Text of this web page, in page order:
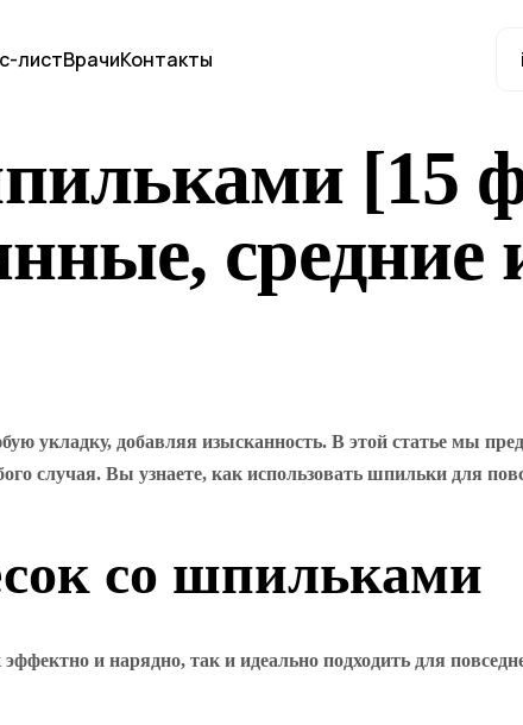
листВрачиКонтакты
[15
средние
укладку, добавляя изысканность. В этой статье мы
случая. Вы узнаете, как использовать шпильки для
со шпильками
и нарядно, так и идеально подходить для